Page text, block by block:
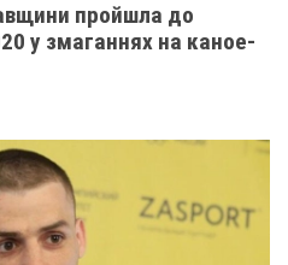
пройшла до
у змаганнях на каное-